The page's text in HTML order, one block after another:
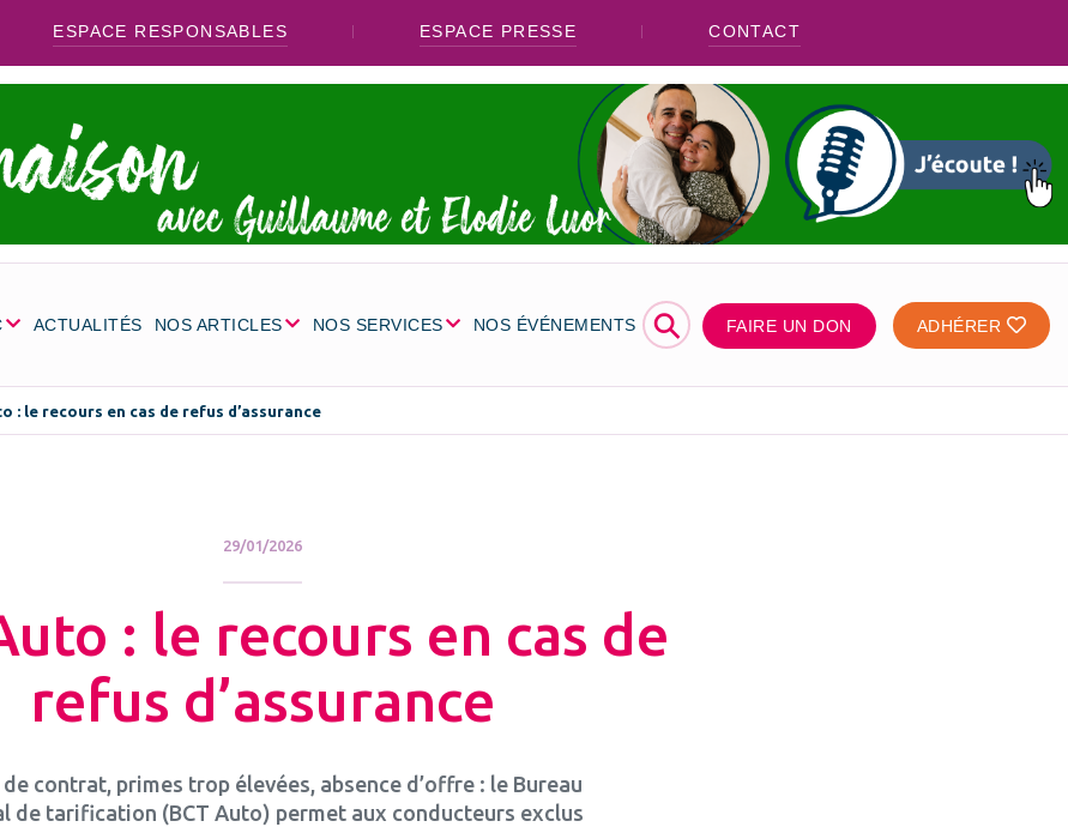
ESPACE RESPONSABLES ESPACE PRESSE CONTACT
ACTUALITÉS NOS ARTICLES NOS SERVICES NOS ÉVÉNEMENTS ⚲ FAIRE UN DON ADHÉRER
: le recours en cas de refus d’assurance
29/01/2026
: le recours en cas de
refus d’assurance
de contrat, primes trop élevées, absence d’offre : le Bureau
de tarification (BCT Auto) permet aux conducteurs exclus